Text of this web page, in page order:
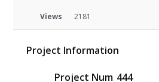
Views 2181
Project Information
Project Num 444